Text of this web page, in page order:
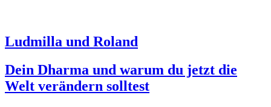
Ludmilla und Roland
Dein Dharma und warum du jetzt die
Welt verändern solltest